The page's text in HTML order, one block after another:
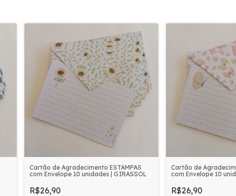
Cartão de Agradecimento ESTAMPAS
com Envelope 10 unidades | GIRASSOL
R$26,90
Cartão de
com Envelope 10
R$26,90